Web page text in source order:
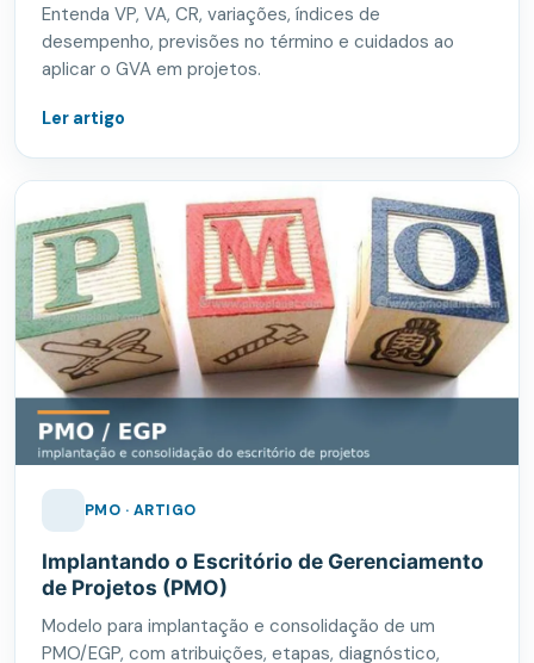
Entenda VP, VA, CR, variações, índices de
desempenho, previsões no término e cuidados ao
aplicar o GVA em projetos.
Ler artigo
PMO · ARTIGO
Implantando o Escritório de Gerenciamento
de Projetos (PMO)
Modelo para implantação e consolidação de um
PMO/EGP, com atribuições, etapas, diagnóstico,